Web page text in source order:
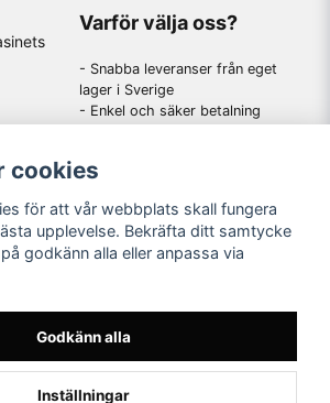
Varför välja oss?
- Snabba leveranser från eget
lager i Sverige
- Enkel och säker betalning
-En schysst kundtjänst som
cookies
för att vår webbplats skall fungera
upplevelse. Bekräfta ditt samtycke
godkänn alla eller anpassa via
Godkänn alla
Inställningar